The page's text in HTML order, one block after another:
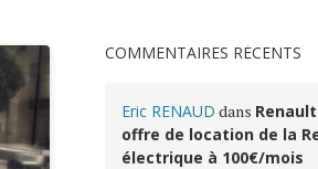
COMMENTAIRES RÉCENTS
Eric RENAUD dans
offre de location de la
électrique à 100€/mois